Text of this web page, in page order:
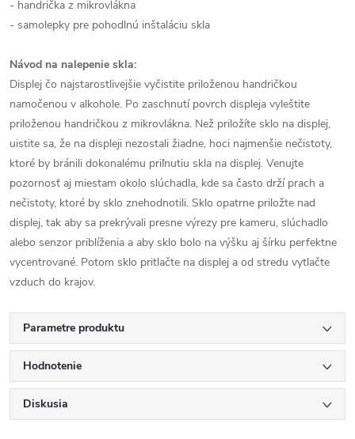
- handrička z mikrovlákna
- samolepky pre pohodlnú inštaláciu skla
Návod na nalepenie skla:
Displej čo najstarostlivejšie vyčistite priloženou handričkou
namočenou v alkohole. Po zaschnutí povrch displeja vyleštite
priloženou handričkou z mikrovlákna. Než priložíte sklo na displej,
uistite sa, že na displeji nezostali žiadne, hoci najmenšie nečistoty,
ktoré by bránili dokonalému priľnutiu skla na displej. Venujte
pozornosť aj miestam okolo slúchadla, kde sa často drží prach a
nečistoty, ktoré by sklo znehodnotili. Sklo opatrne priložte nad
displej, tak aby sa prekrývali presne výrezy pre kameru, slúchadlo
alebo senzor priblíženia a aby sklo bolo na výšku aj šírku perfektne
vycentrované. Potom sklo pritlačte na displej a od stredu vytlačte
vzduch do krajov.
Parametre produktu
Hodnotenie
Diskusia